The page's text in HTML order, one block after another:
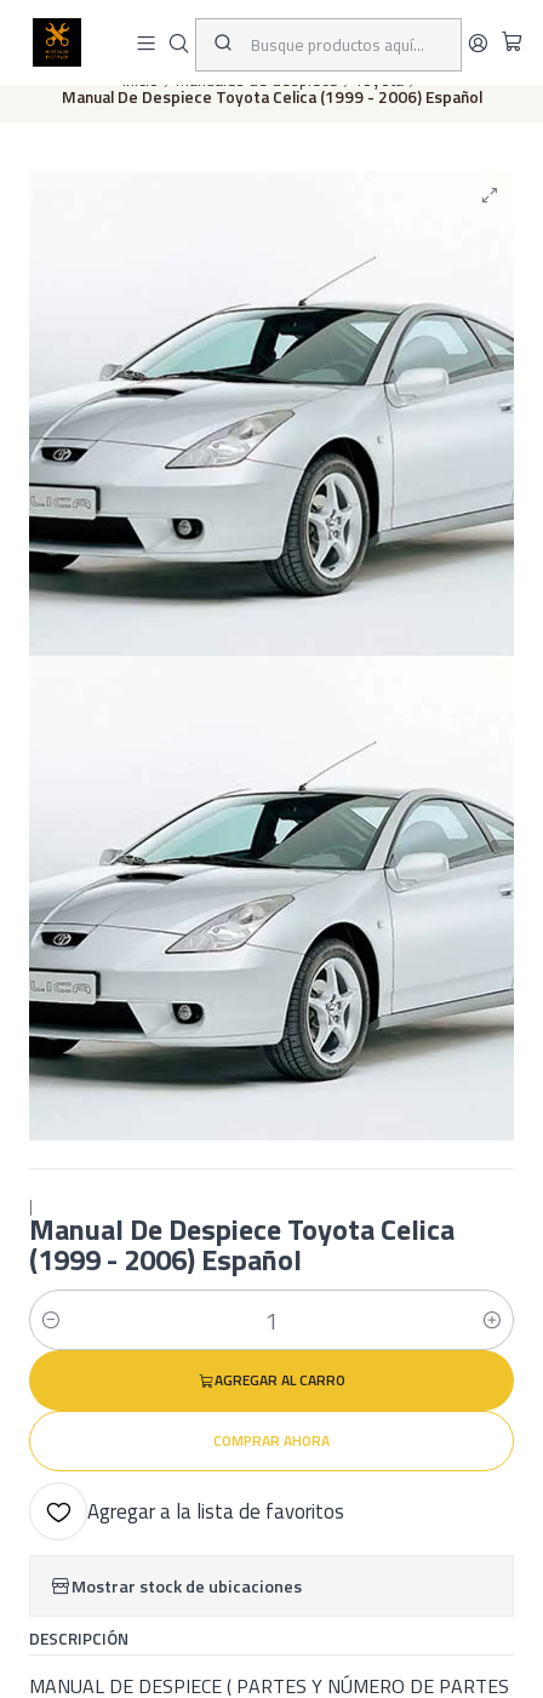
Este es el texto del slide
Inicio Manuales de despiece Toyota
Manual De Despiece Toyota Celica (1999 - 2006) Español
|
Manual De Despiece Toyota Celica
(1999 - 2006) Español
Cantidad
AGREGAR AL CARRO
COMPRAR AHORA
Agregar a la lista de favoritos
Mostrar stock de ubicaciones
DESCRIPCIÓN
MANUAL DE DESPIECE ( PARTES Y NÚMERO DE PARTES